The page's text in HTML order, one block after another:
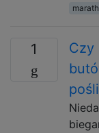
1
Czy